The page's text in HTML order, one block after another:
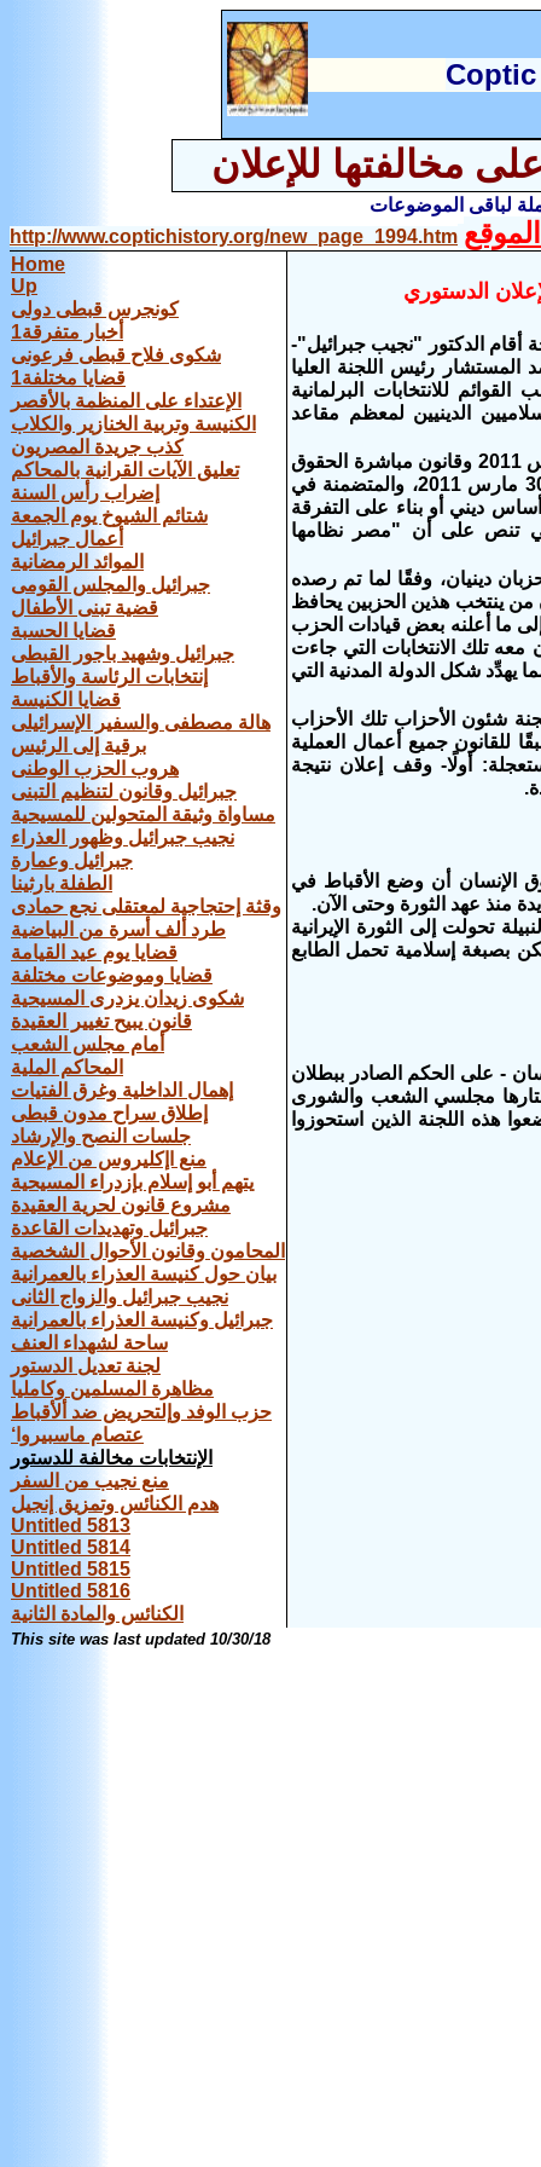
C
لباقى الموضوعات
http://www.coptichistory.org/new_page_1994.htm
Home
Up
كونجرس قبطى دولى
أخبار متفرقة1
شكوى فلاح قبطى فرعونى
قضايا مختلفة1
الإعتداء على المنظمة بالأقصر
الكنيسة وتربية الخنازير والكلاب
كذب جريدة المصريون
تعليق الآيات القرانية بالمحاكم
إضراب رأس السنة
شتائم الشيوخ يوم الجمعة
أعمال جبرائيل
الموائد الرمضانية
جبرائيل والمجلس القومى
قضية تبنى الأطفال
قضايا الحسبة
جبرائيل وشهيد باجور القبطى
إنتخابات الرئاسة والأقباط
قضايا الكنيسة
هالة مصطفى والسفير الإسرائيلى
برقية إلى الرئيس
هروب الحزب الوطنى
جبرائيل وقانون لتنظيم التبنى
مساواة وثيقة المتحولين للمسيحية
نجيب جبرائيل وظهور العذراء
جبرائيل وعمارة
الطفلة بارثينا
وقثة إحتجاجية لمعتقلى نجع حمادى
طرد ألف أسرة من البياضية
قضايا يوم عيد القيامة
قضايا وموضوعات مختلفة
شكوى زيدان يزدرى المسيحية
قانون يبيح تغيير العقيدة
أمام مجلس الشعب
المحاكم الملية
إهمال الداخلية وغرق الفتيات
إطلاق سراح مدون قبطى
جلسات النصح والإرشاد
منع اإكليروس من الإعلام
يتهم أبو إسلام بإزدراء المسيحية
مشروع قانون لحرية العقيدة
جبرائيل وتهديدات القاعدة
المحامون وقانون الأحوال الشخصية
بيان حول كنيسة العذراء بالعمرانية
نجيب جبرائيل والزواج الثانى
جبرائيل وكنيسة العذراء بالعمرانية
ساحة لشهداء العنف
لجنة تعديل الدستور
مظاهرة المسلمين وكامليا
حزب الوفد وإلتحريض ضد ألأقباط
‘عتصام ماسبيروا
الإنتخابات مخالفة للدستور
منع نجيب من السفر
هدم الكنائس وتمزيق إنجيل
Untitled 5813
Untitled 5814
Untitled 5815
Untitled 5816
الكنائس والمادة الثانية
الدستوري
أقام الدكتور "نجيب جبرائيل"-
رئيس اللجنة العليا
للانتخابات البرلمانية
الدينيين لمعظم مقاعد
أن دعوى البطلان هذه ارتكزت على المخالفة للإعلان الدستوري الصادر في 30 مارس 2011 وقانون مباشرة الحقوق
السياسية، وذلك للأسباب الآتية: - المادة الرابعة من الإعلان الدستوري الصادر في 30 مارس 2011، والمتضمنة في
ديني أو بناء على التفرقة
تنص على أن "مصر نظامها
دينيان، وفقًا لما تم رصده
من ينتخب هذين الحزبين يحافظ
ما أعلنه بعض قيادات الحزب
تلك الانتخابات التي جاءت
يهدِّد شكل الدولة المدنية التي
شئون الأحزاب تلك الأحزاب
جميع أعمال العملية
أولًا- وقف إعلان نتيجة
الإنسان أن وضع الأقباط في
منذ عهد الثورة وحتى الآن.
تحولت إلى الثورة الإيرانية
بصبغة إسلامية تحمل الطابع
- على الحكم الصادر ببطلان
مجلسي الشعب والشورى
هذه اللجنة الذين استحوزوا
This site was last updated 10/30/18